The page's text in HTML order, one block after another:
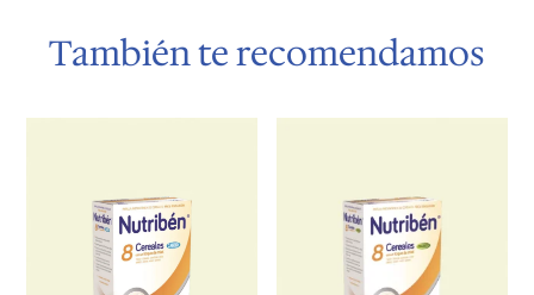
También te recomendamos
Productos relacionados